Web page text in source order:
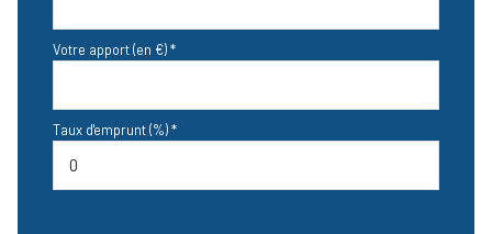
Votre apport (en €) *
Taux d'emprunt (%) *